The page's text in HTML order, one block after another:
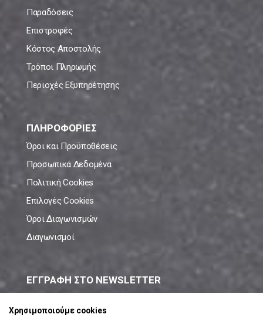
Παραδόσεις
Επιστροφές
Κόστος Αποστολής
Τρόποι Πληρωμής
Περιοχές Εξυπηρέτησης
ΠΛΗΡΟΦΟΡΙΕΣ
Όροι και Προϋποθέσεις
Προσωπικά Δεδομένα
Πολιτική Cookies
Επιλογές Cookies
Όροι Διαγωνισμών
Διαγωνισμοί
ΕΓΓΡΑΦΗ ΣΤΟ NEWSLETTER
Χρησιμοποιούμε cookies